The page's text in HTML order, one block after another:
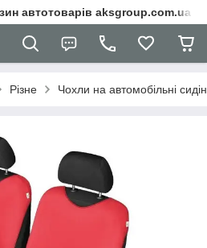
автотоварів aksgroup.com.ua
Різне Чохли на автомобільні